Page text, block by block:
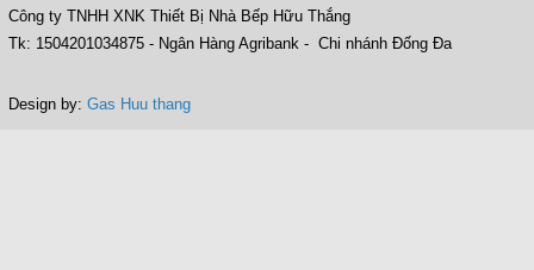
Công ty TNHH XNK Thiết Bị Nhà Bếp Hữu Thắng
Tk: 1504201034875 - Ngân Hàng Agribank - Chi nhánh Đống Đa
Design by: Gas Huu thang